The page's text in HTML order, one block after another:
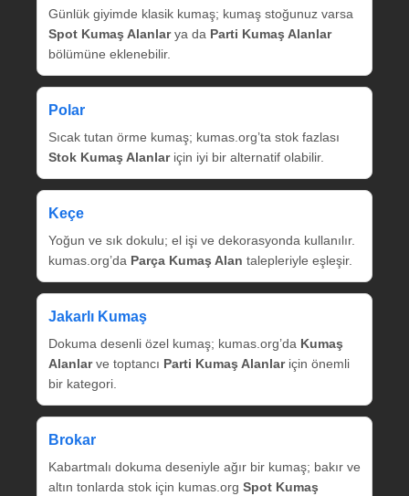
Günlük giyimde klasik kumaş; kumaş stoğunuz varsa
Spot Kumaş Alanlarya da Parti Kumaş Alanlar
bölümüne eklenebilir.
Polar
Sıcak tutan örme kumaş; kumas.org’ta stok fazlası
Stok Kumaş Alanlariçin iyi bir alternatif olabilir.
Keçe
Yoğun ve sık dokulu; el işi ve dekorasyonda kullanılır.
kumas.org’da Parça Kumaş Alan talepleriyle eşleşir.
Jakarlı Kumaş
Dokuma desenli özel kumaş; kumas.org’da Kumaş
Alanlarve toptancı Parti Kumaş Alanlariçin önemli
bir kategori.
Brokar
Kabartmalı dokuma deseniyle ağır bir kumaş; bakır ve
altın tonlarda stok için kumas.org Spot Kumaş